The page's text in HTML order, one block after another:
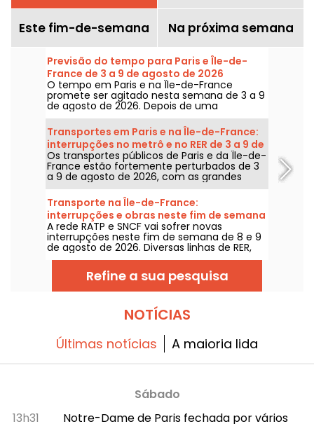
Este fim-de-semana Na próxima semana
Previsão do tempo para Paris e Île-de-
France de 3 a 9 de agosto de 2026
O tempo em Paris e na Île-de-France
promete ser agitado nesta semana de 3 a 9
de agosto de 2026. Depois de uma
segunda-feira de calor extremo, com risco
de tempestades, as temperaturas vão cair
gradualmente antes do retorno de tempo
mais quente e ensolarado para o fim de
semana.
Transportes em Paris e na Île-de-France:
interrupções no metrô e no RER de 3 a 9 de
agosto de 2026
Os transportes públicos de Paris e da Île-de-
France estão fortemente perturbados de 3
a 9 de agosto de 2026, com as grandes
obras de verão que afetam gravemente
algumas linhas, segundo a RATP e a SNCF.
Transporte na Île-de-France:
interrupções e obras neste fim de semana
de 8 e 9 de agosto de 2026
A rede RATP e SNCF vai sofrer novas
interrupções neste fim de semana de 8 e 9
de agosto de 2026. Diversas linhas de RER,
Transilien e metrô estarão sujeitas a obras e
interrupções; damos tudo para ajudar você
a planejar seus deslocamentos.
Refine a sua pesquisa
NOTÍCIAS
Últimas notícias A maioria lida
Sábado
13h31
Notre-Dame de Paris fechada por vários